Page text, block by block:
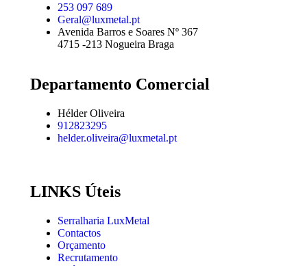
253 097 689
Geral@luxmetal.pt
Avenida Barros e Soares Nº 367
4715 -213 Nogueira Braga
Departamento Comercial
Hélder Oliveira
912823295
helder.oliveira@luxmetal.pt
LINKS Úteis
Serralharia LuxMetal
Contactos
Orçamento
Recrutamento